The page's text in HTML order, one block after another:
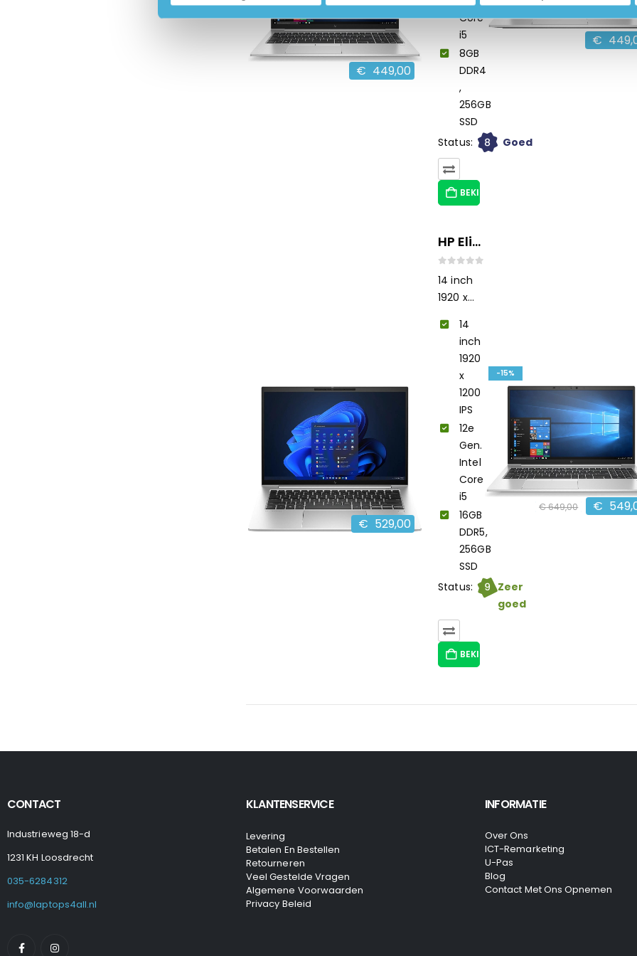
€ 449,00
Core
i5
8GB
DDR4
,
256GB
SSD
Status:
8 Goed
BEKIJK HIER/OPTIES
€
€ 529,00
HP EliteBook 840 G9
14 inch
1920 x
12e
Generatie
Core i5
16GB
DDR5,
512GB
Windows
11 Pro,
Webcam
14
inch
1920
x
1200
IPS
12e
Gen.
Intel
Core
i5
16GB
DDR5,
256GB
SSD
Status:
9 Zeer
goed
BEKIJK HIER/OPTIES
-15%
€649,00 €
CONTACT
Industrieweg 18-d
1231 KH Loosdrecht
035-6284312
info@laptops4all.nl
KLANTENSERVICE
Levering
Betalen En Bestellen
Retourneren
Veel Gestelde Vragen
Algemene Voorwaarden
Privacy Beleid
INFORMATIE
Over Ons
ICT-Remarketing
U-Pas
Blog
Contact Met Ons Opnemen